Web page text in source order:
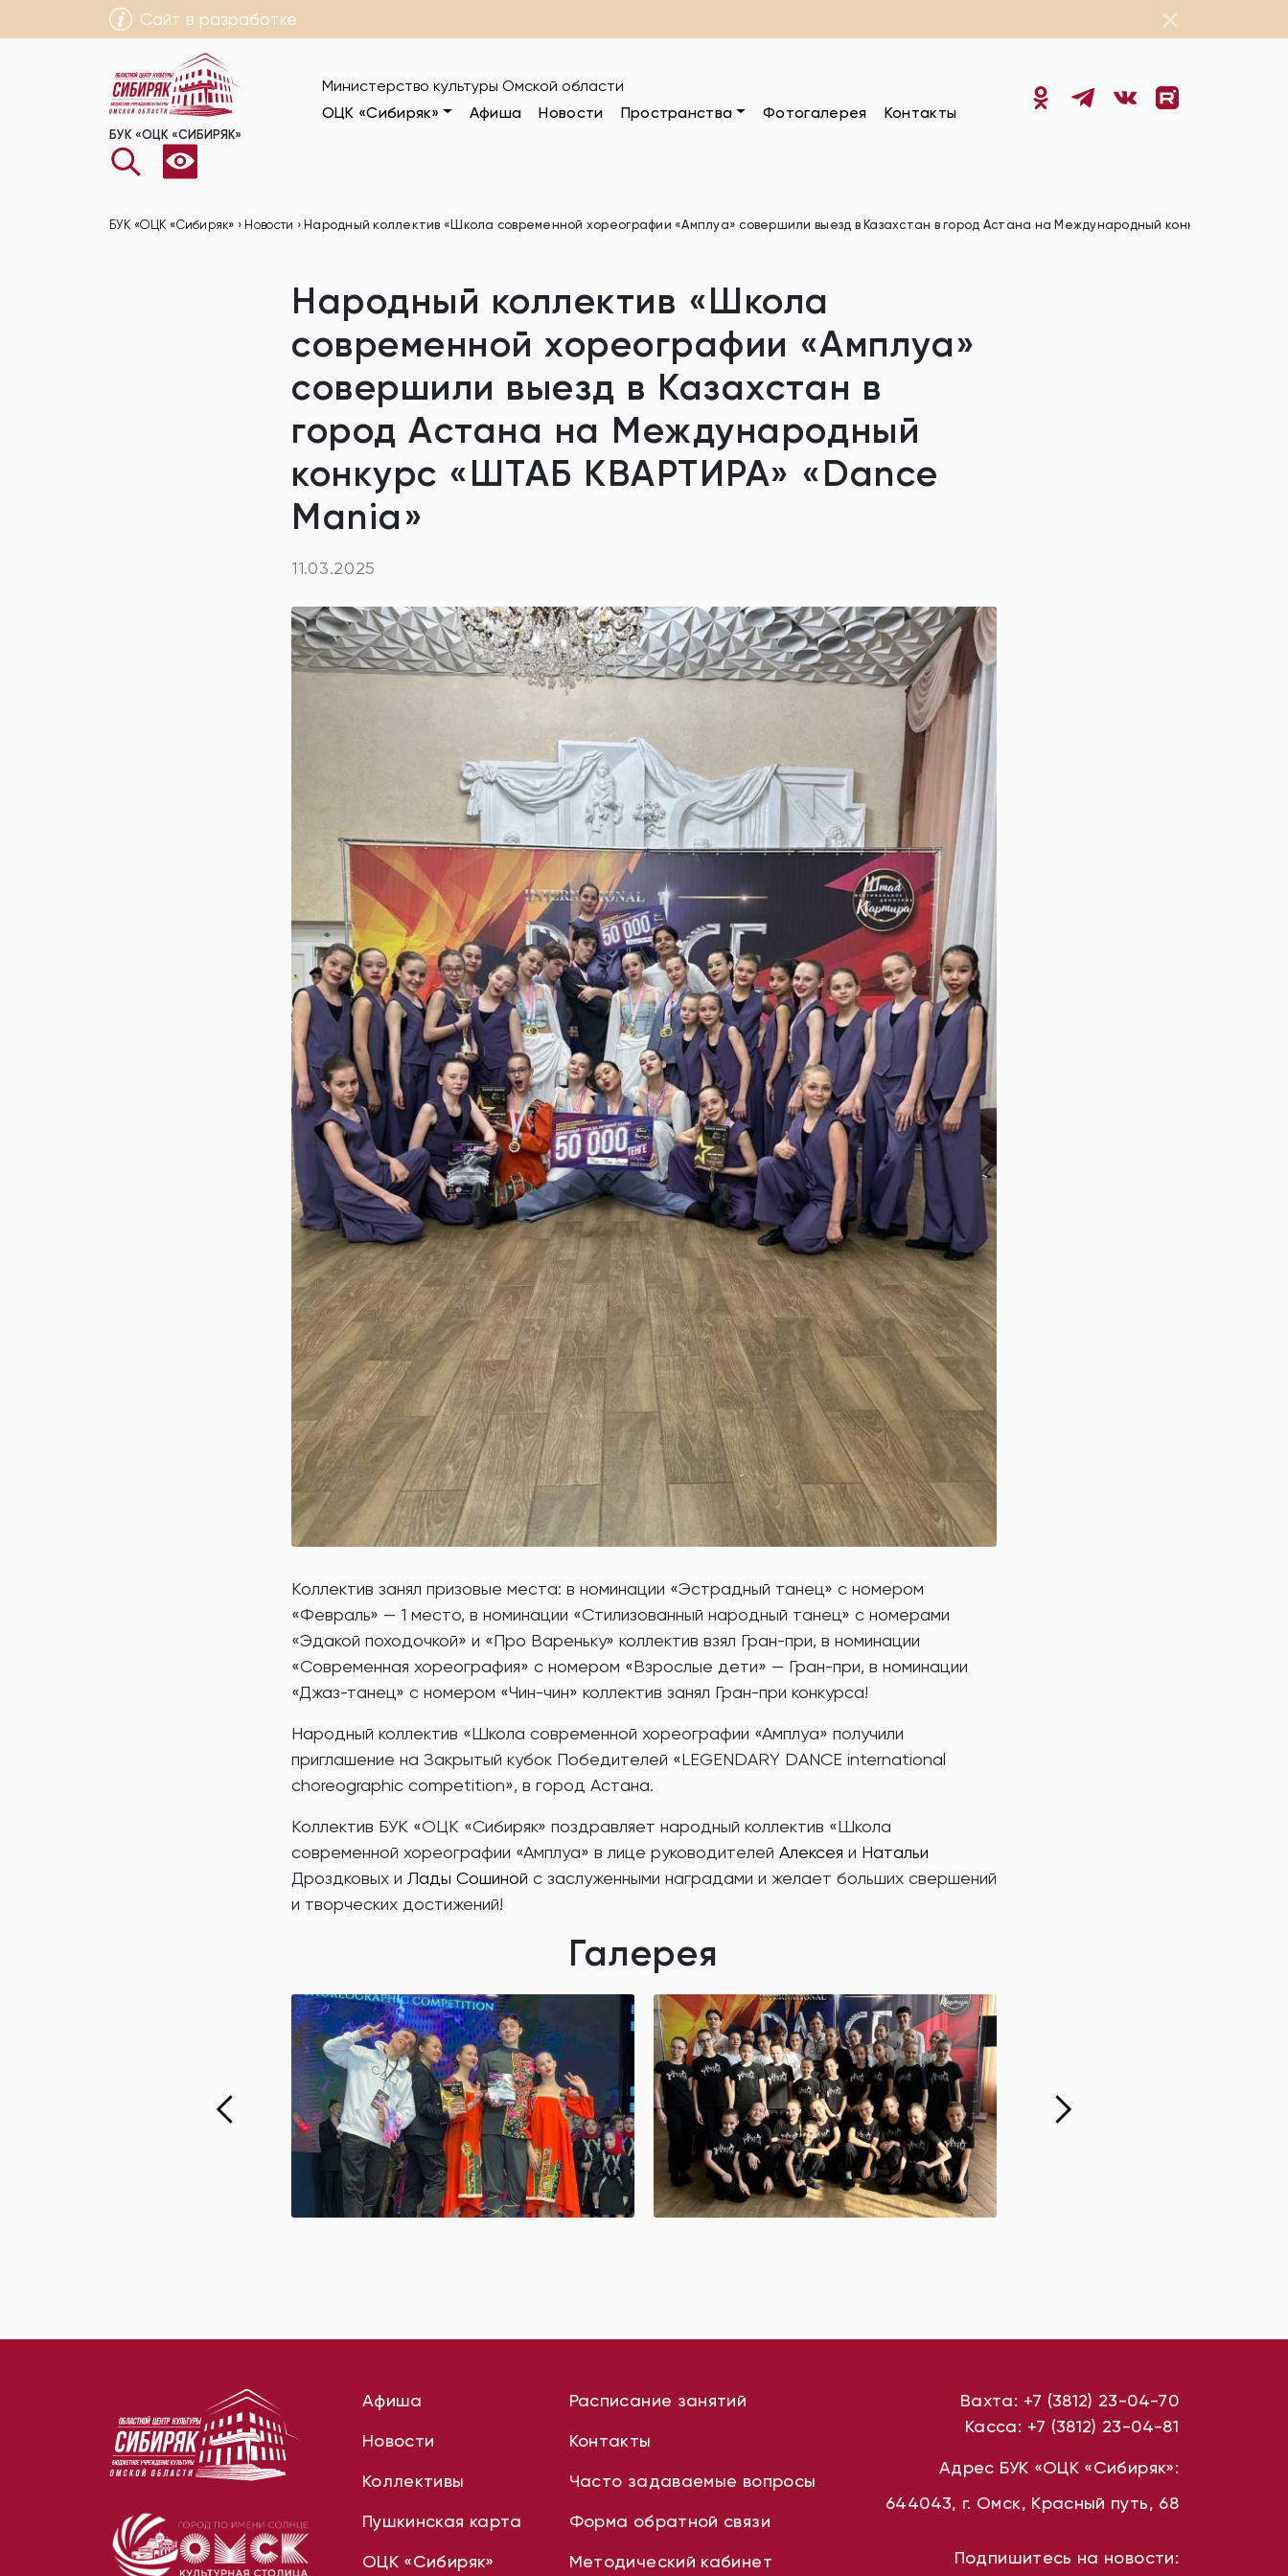
Сайт в разработке
БУК «ОЦК «СИБИРЯК»
Министерство культуры Омской области
ОЦК «Сибиряк»
Афиша Новости Пространства Фотогалерея Контакты
БУК «ОЦК «Сибиряк» › Новости › Народный коллектив «Школа современной хореографии «Амплуа» совершили выезд в Казахстан в город Астана на Международный конкурс «ШТАБ
Народный коллектив «Школа
современной хореографии «Амплуа»
совершили выезд в Казахстан в
город Астана на Международный
конкурс «ШТАБ КВАРТИРА» «Dance
Mania»
11.03.2025
Коллектив занял призовые места: в номинации «Эстрадный танец» с номером
«Февраль» — 1 место, в номинации «Стилизованный народный танец» с номерами
«Эдакой походочкой» и «Про Вареньку» коллектив взял Гран-при, в номинации
«Современная хореография» с номером «Взрослые дети» — Гран-при, в номинации
«Джаз-танец» с номером «Чин-чин» коллектив занял Гран-при конкурса!
Народный коллектив «Школа современной хореографии «Амплуа» получили
приглашение на Закрытый кубок Победителей «LEGENDARY DANCE international
choreographic competition», в город Астана.
Коллектив БУК «ОЦК «Сибиряк» поздравляет народный коллектив «Школа
современной хореографии «Амплуа» в лице руководителей Алексея и Натальи
Дроздковых и Лады Сошиной с заслуженными наградами и желает больших свершений
и творческих достижений!
Галерея
Афиша
Новости
Коллективы
Пушкинская карта
ОЦК «Сибиряк»
Расписание занятий
Контакты
Часто задаваемые вопросы
Форма обратной связи
Методический кабинет
Вахта: +7 (3812) 23-04-70
Касса: +7 (3812) 23-04-81
Адрес БУК «ОЦК «Сибиряк»:
644043, г. Омск, Красный путь, 68
Подпишитесь на новости: